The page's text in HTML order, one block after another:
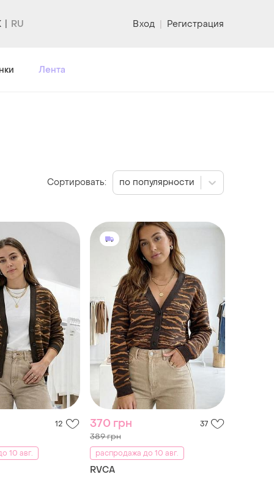
Вход | Регистрация
Лента
12
10 авг.
370 грн 37
389 грн
распродажа до 10 авг.
RVCA
Сортировать: по популярности